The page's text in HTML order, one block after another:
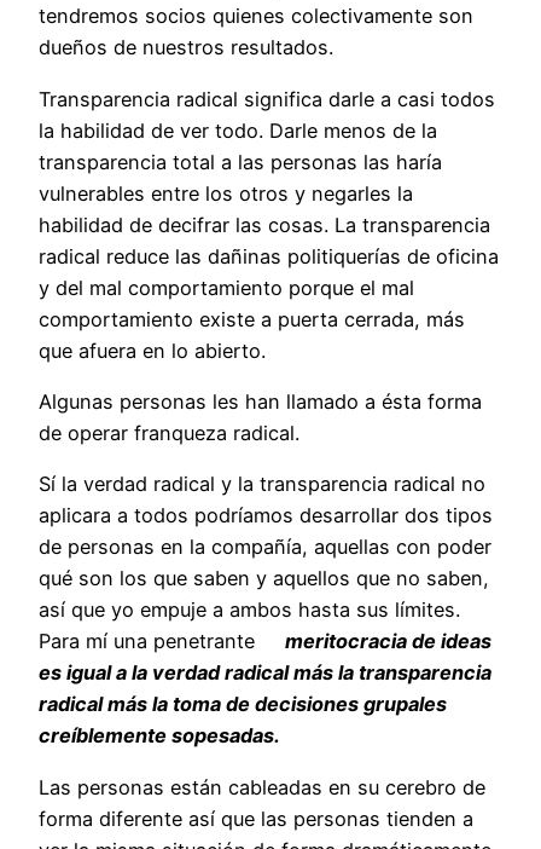
tendremos socios quienes colectivamente son
dueños de nuestros resultados.
Transparencia radical significa darle a casi todos
la habilidad de ver todo. Darle menos de la
transparencia total a las personas las haría
vulnerables entre los otros y negarles la
habilidad de decifrar las cosas. La transparencia
radical reduce las dañinas politiquerías de oficina
y del mal comportamiento porque el mal
comportamiento existe a puerta cerrada, más
que afuera en lo abierto.
Algunas personas les han llamado a ésta forma
de operar franqueza radical.
Sí la verdad radical y la transparencia radical no
aplicara a todos podríamos desarrollar dos tipos
de personas en la compañía, aquellas con poder
qué son los que saben y aquellos que no saben,
así que yo empuje a ambos hasta sus límites.
Para mí una penetrante
meritocracia de ideas
es igual a la verdad radical más la transparencia
radical más la toma de decisiones grupales
creíblemente sopesadas.
Las personas están cableadas en su cerebro de
forma diferente así que las personas tienden a